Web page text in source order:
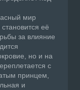
мир
её
за влияние
но и на
с
принцем,
и